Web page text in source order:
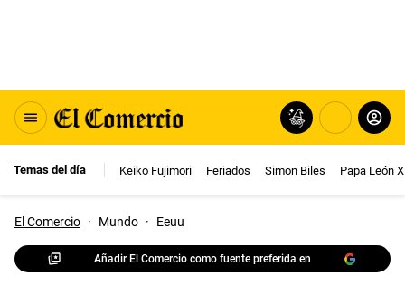
Temas del día Keiko Fujimori Feriados Simon Biles Papa León
El Comercio · Mundo · Eeuu
Añadir El Comercio como fuente preferida en